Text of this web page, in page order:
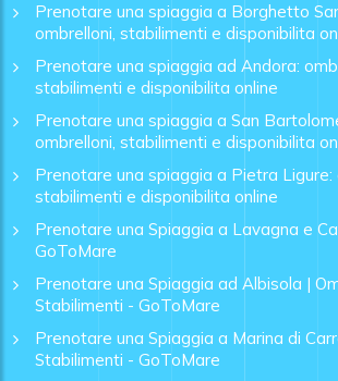
Prenotare una spiaggia a Borghetto
ombrelloni, stabilimenti e disponibilita
Prenotare una spiaggia ad Andora:
stabilimenti e disponibilita online
Prenotare una spiaggia a San
ombrelloni, stabilimenti e disponibilita
Prenotare una spiaggia a Pietra Ligure:
stabilimenti e disponibilita online
Prenotare una Spiaggia a Lavagna e
GoToMare
Prenotare una Spiaggia ad Albisola |
Stabilimenti - GoToMare
Prenotare una Spiaggia a Marina di
Stabilimenti - GoToMare